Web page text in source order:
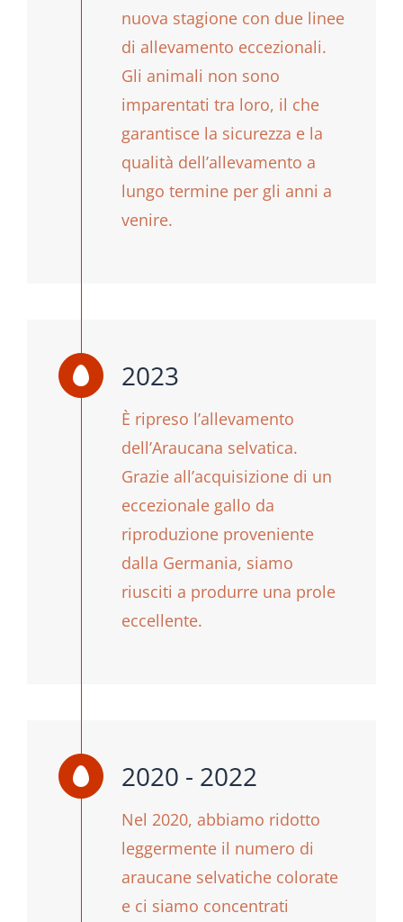
nuova stagione con due linee
di allevamento eccezionali.
Gli animali non sono
imparentati tra loro, il che
garantisce la sicurezza e la
qualità dell’allevamento a
lungo termine per gli anni a
venire.
2023
È ripreso l’allevamento
dell’Araucana selvatica.
Grazie all’acquisizione di un
eccezionale gallo da
riproduzione proveniente
dalla Germania, siamo
riusciti a produrre una prole
eccellente.
2020 - 2022
Nel 2020, abbiamo ridotto
leggermente il numero di
araucane selvatiche colorate
e ci siamo concentrati